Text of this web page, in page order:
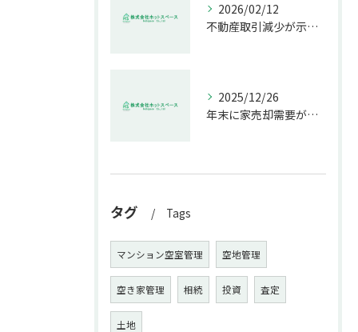
2026/02/12
不動産取引減少が示す市場の危機
2025/12/26
年末に家売却需要が増す理由解説
タグ Tags
マンション空室管理 空地管理
空き家管理 相続 投資 査定
土地